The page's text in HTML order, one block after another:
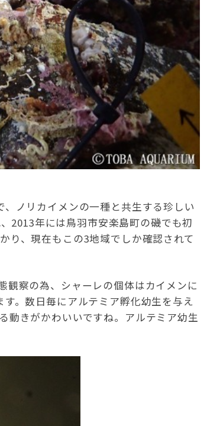
ノリカイメンの一種と共生する珍しい
2013年には鳥羽市安楽島町の磯でも初
り、現在もこの3地域でしか確認されて
観察の為、シャーレの個体はカイメンに
。数日毎にアルテミア孵化幼生を与え
動きがかわいいですね。アルテミア幼生